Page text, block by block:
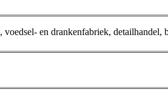
en drankenfabriek,